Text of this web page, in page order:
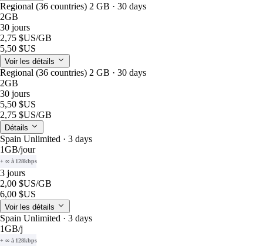
Regional (36 countries) 2 GB · 30 days
2GB
30 jours
2,75 $US/GB
5,50 $US
Voir les détails
Regional (36 countries) 2 GB · 30 days
2GB
30 jours
5,50 $US
2,75 $US/GB
Détails
Spain Unlimited · 3 days
1GB/jour
+ ∞ à 128kbps
3 jours
2,00 $US/GB
6,00 $US
Voir les détails
Spain Unlimited · 3 days
1GB/j
+ ∞ à 128kbps